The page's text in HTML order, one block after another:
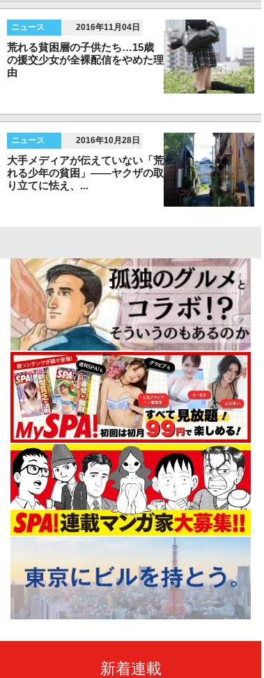
ニュース 2016年11月04日
荒れる貧困層の子供たち…15歳
の援交少女が全裸配信をやめた理
由
ニュース 2016年10月28日
大手メディアが伝えていない「荒
れる少年の貧困」――ヤクザの取
り立てに怯え、...
新着連載